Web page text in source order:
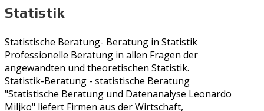
Statistik
Statistische Beratung- Beratung in Statistik
Professionelle Beratung in allen Fragen der
angewandten und theoretischen Statistik.
Statistik-Beratung - statistische Beratung
"Statistische Beratung und Datenanalyse Leonardo
Miljko" liefert Firmen aus der Wirtschaft,